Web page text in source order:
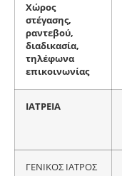
Χώρος
στέγασης,
ραντεβού,
διαδικασία,
τηλέφωνα
επικοινωνίας
ΙΑΤΡΕΙΑ
ΓΕΝΙΚΟΣ ΙΑΤΡΟΣ